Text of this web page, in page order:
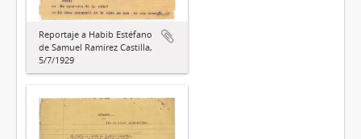
Reportaje a Habib Estéfano
de Samuel Ramírez Castilla,
5/7/1929